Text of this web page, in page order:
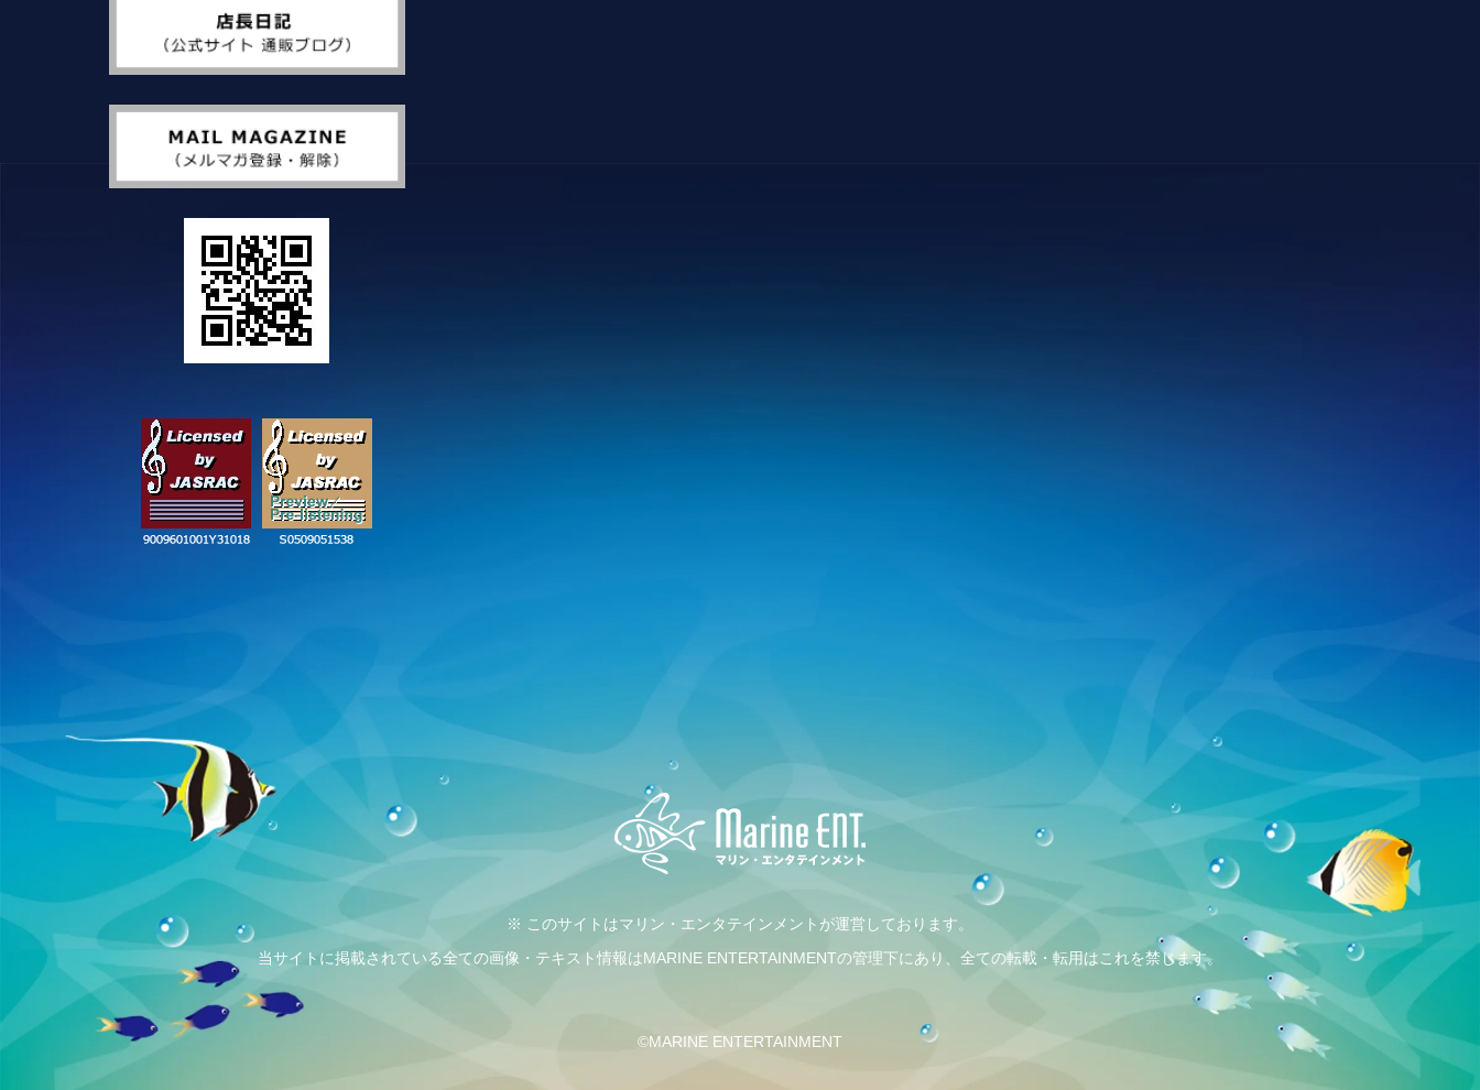
※ このサイトはマリン・エンタテインメントが運営しております。
当サイトに掲載されている全ての画像・テキスト情報はMARINE ENTERTAINMENTの管理下にあり、全ての転載・転用はこれを禁じます。
©MARINE ENTERTAINMENT